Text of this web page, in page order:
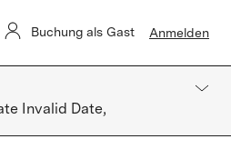
Buchung als Gast Anmelden
Invalid Date,